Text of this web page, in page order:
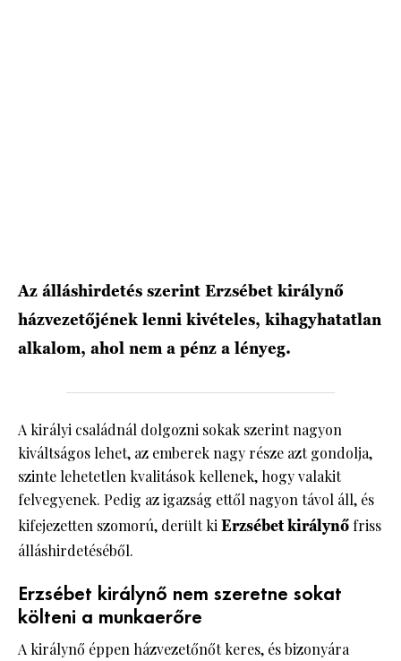
Az álláshirdetés szerint Erzsébet királynő
házvezetőjének lenni kivételes, kihagyhatatlan
alkalom, ahol nem a pénz a lényeg.
A királyi családnál dolgozni sokak szerint nagyon
kiváltságos lehet, az emberek nagy része azt gondolja,
szinte lehetetlen kvalitások kellenek, hogy valakit
felvegyenek. Pedig az igazság ettől nagyon távol áll, és
kifejezetten szomorú, derült ki Erzsébet királynő friss
álláshirdetéséből.
Erzsébet királynő nem szeretne sokat
költeni a munkaerőre
A királynő éppen házvezetőnőt keres, és bizonyára